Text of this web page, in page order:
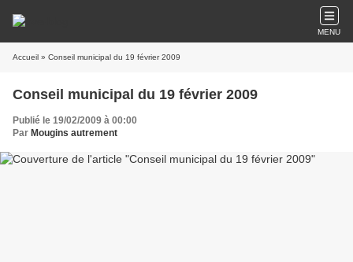
MENU
Accueil » Conseil municipal du 19 février 2009
Conseil municipal du 19 février 2009
Publié le 19/02/2009 à 00:00
Par Mougins autrement